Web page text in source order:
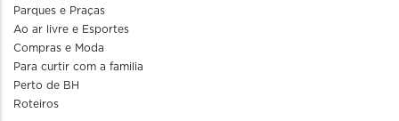
Parques e Praças
Ao ar livre e Esportes
Compras e Moda
Para curtir com a familia
Perto de BH
Roteiros